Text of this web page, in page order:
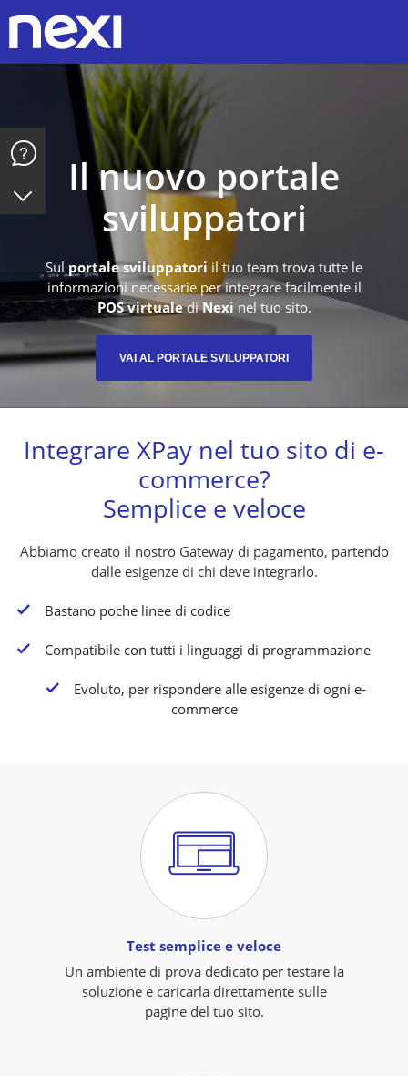
Il nuovo portale
sviluppatori
Sul portale sviluppatori il tuo team trova tutte le
informazioni necessarie per integrare facilmente il
POS virtualediNexinel tuo sito.
VAI AL PORTALE SVILUPPATORI
Integrare XPay nel tuo sito di e-
commerce?
Semplice e veloce
Abbiamo creato il nostro Gateway di pagamento, partendo
dalle esigenze di chi deve integrarlo.
K Bastano poche linee di codice
K Compatibile con tutti i linguaggi di programmazione
K
Evoluto, per rispondere alle esigenze di ogni e-
commerce
Test semplice e veloce
Un ambiente di prova dedicato per testare la
soluzione e caricarla direttamente sulle
pagine del tuo sito.
Y